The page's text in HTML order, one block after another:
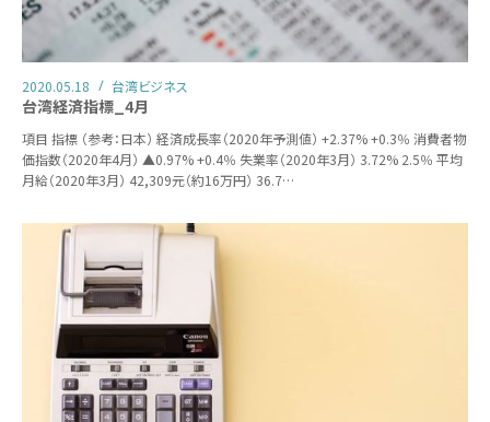
2020.05.18 台湾ビジネス
台湾経済指標_4月
項目 指標 （参考：日本） 経済成長率（2020年予測値） +2.37% +0.3％ 消費者物
価指数（2020年4月） ▲0.97% +0.4％ 失業率（2020年3月） 3.72% 2.5％ 平均
月給（2020年3月） 42,309元（約16万円） 36.7…